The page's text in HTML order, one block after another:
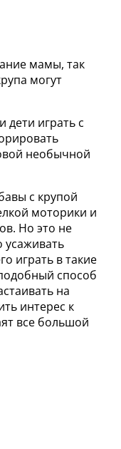
мамы, так
могут
дети играть с
необычной
с крупой
моторики и
Но это не
играть в такие
способ
на
интерес к
все большой